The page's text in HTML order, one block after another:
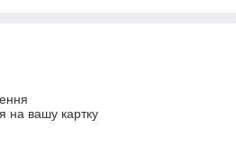
на вашу картку